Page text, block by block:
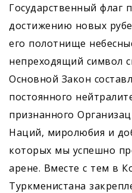
Государственный флаг
достижению новых
его полотнище
непреходящий символ
Основной Закон
постоянного
признанного
Наций, миролюбия и
которых мы успешно
арене. Вместе с тем в
Туркменистана